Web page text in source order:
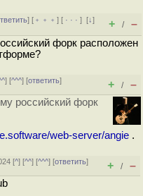
] [ ﹢﹢﹢] [ · · ·][↓]
+ / –
форк расположен
] [^^^] [ответить]
+ / –
российский форк
web-server/angie .
[^] [^^] [^^^] [ответить]
+ / –